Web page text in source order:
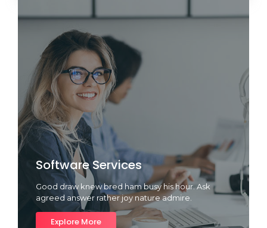
Software Services
Good draw knew bred ham busy his hour. Ask
agreed answer rather joy nature admire.
Explore More